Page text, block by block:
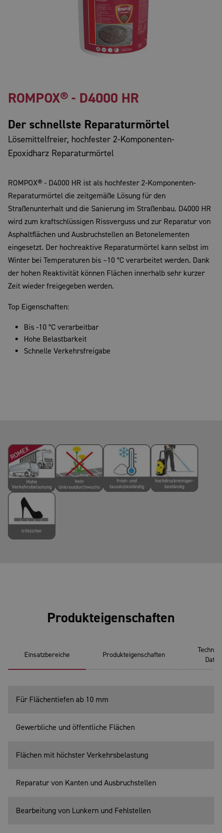
ROMPOX® - D4000 HR
Der schnellste Reparaturmörtel
Lösemittelfreier, hochfester 2-Komponenten-
Epoxidharz Reparaturmörtel
ROMPOX® - D4000 HR ist als hochfester 2-Komponenten-
Reparaturmörtel die zeitgemäße Lösung für den
Straßenunterhalt und die Sanierung im Straßenbau. D4000 HR
wird zum kraftschlüssigen Rissverguss und zur Reparatur von
Asphaltflächen und Ausbruchstellen an Betonelementen
eingesetzt. Der hochreaktive Reparaturmörtel kann selbst im
Winter bei Temperaturen bis –10 °C verarbeitet werden. Dank
der hohen Reaktivität können Flächen innerhalb sehr kurzer
Zeit wieder freigegeben werden.
Top Eigenschaften:
Bis -10 °C verarbeitbar
Hohe Belastbarkeit
Schnelle Verkehrsfreigabe
Produkteigenschaften
Einsatzbereiche Produkteigenschaften
Daten
Für Flächentiefen ab 10 mm
Gewerbliche und öffentliche Flächen
Flächen mit höchster Verkehrsbelastung
Reparatur von Kanten und Ausbruchstellen
Bearbeitung von Lunkern und Fehlstellen